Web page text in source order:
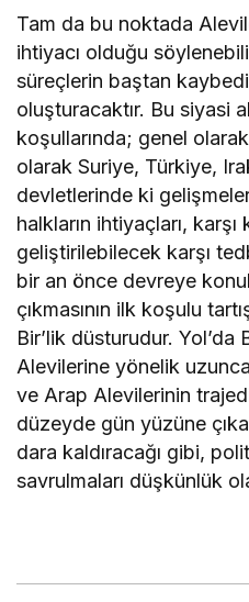
Tam da bu noktada
ihtiyacı olduğu
süreçlerin baştan
oluşturacaktır. Bu siyasi
koşullarında; genel
olarak Suriye, Türkiye,
devletlerinde ki
halkların ihtiyaçları,
geliştirilebilecek karşı
bir an önce devreye
çıkmasının ilk koşulu
Bir’lik düsturudur. Yol’da
Alevilerine yönelik
ve Arap Alevilerinin
düzeyde gün yüzüne
dara kaldıracağı gibi,
savrulmaları düşkünlük